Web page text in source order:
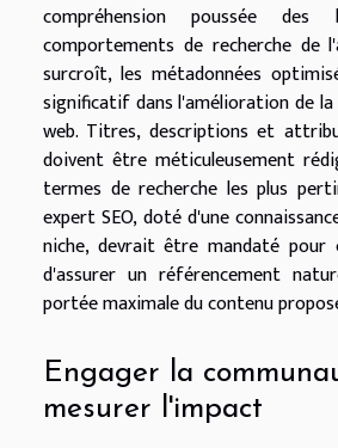
compréhension poussée
comportements de recherche de
surcroît, les métadonnées
significatif dans l'amélioration de
web. Titres, descriptions et
doivent être méticuleusement
termes de recherche les plus
expert SEO, doté d'une
niche, devrait être mandaté pour
d'assurer un référencement
portée maximale du contenu
Engager la
mesurer l'impact